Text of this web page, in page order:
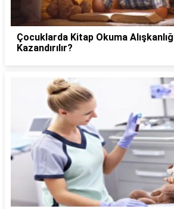
Çocuklarda Kitap Okuma
Kazandırılır?